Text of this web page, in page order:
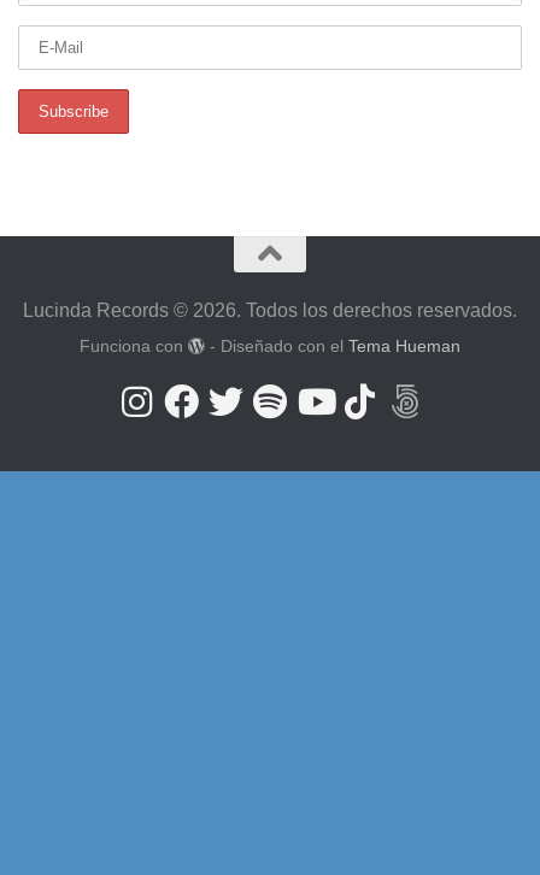
Lucinda Records © 2026. Todos los derechos reservados.
Funciona con - Diseñado con el Tema Hueman